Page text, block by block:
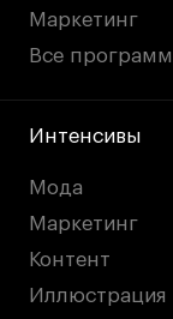
Маркетинг
Все
Интенсивы
Мода
Маркетинг
Контент
Иллюстрация